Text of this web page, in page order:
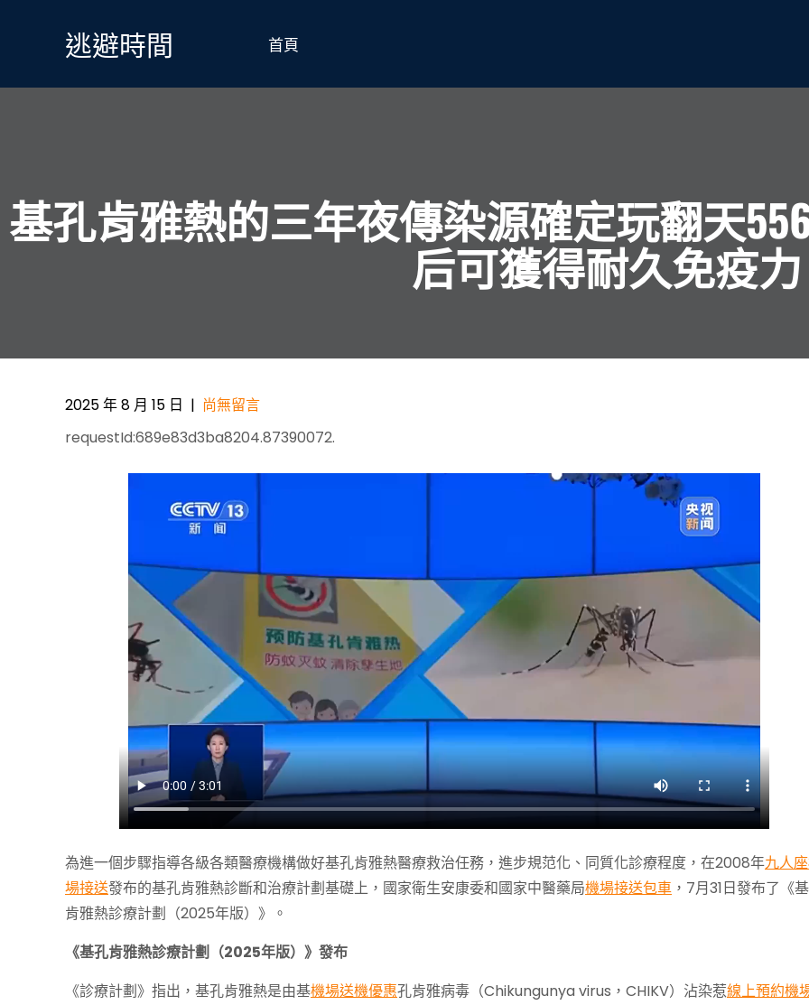
逃避時間 首頁
基孔肯雅熱的三年夜傳染源確定玩翻天
后可獲得耐久免疫力
2025 年 8 月 15 日 | 尚無留言
requestId:689e83d3ba8204.87390072.
為進一個步驟指導各級各類醫療機構做好基孔肯雅熱醫療救治任務，進步規范化、同質化診療程度，在2008年九人
場接送發布的基孔肯雅熱診斷和治療計劃基礎上，國家衛生安康委和國家中醫藥局機場接送包車 ，7月31日發布了《
肯雅熱診療計劃（2025年版）》。
《基孔肯雅熱診療計劃（2025年版）》發布
《診療計劃》指出，基孔肯雅熱是由基機場送機優惠孔肯雅病毒（Chikungunya virus，CHIKV）沾染惹線上預約機